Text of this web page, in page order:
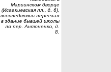
Мариинском дворце
(Исаакиевская пл., д. 6),
впоследствии переехал
в здание бывшей школы
по пер. Антоненко, д.
8.